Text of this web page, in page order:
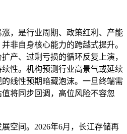
，是行业周期、政策红利、产能
非自身核心能力的跨越式提升。
产、过剩亏损的循环反复上演，
性。机构预测行业高景气或延续
线性预期暗藏泡沫。一旦终端需
将同步回调，高位风险不容忽
空间。2026年6月，长江存储再